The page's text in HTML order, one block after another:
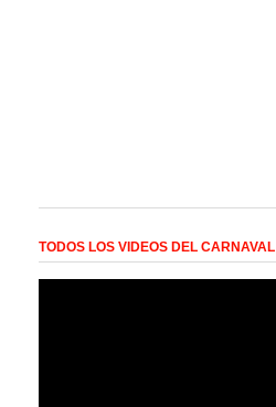
TODOS LOS VIDEOS DEL CARNAVAL